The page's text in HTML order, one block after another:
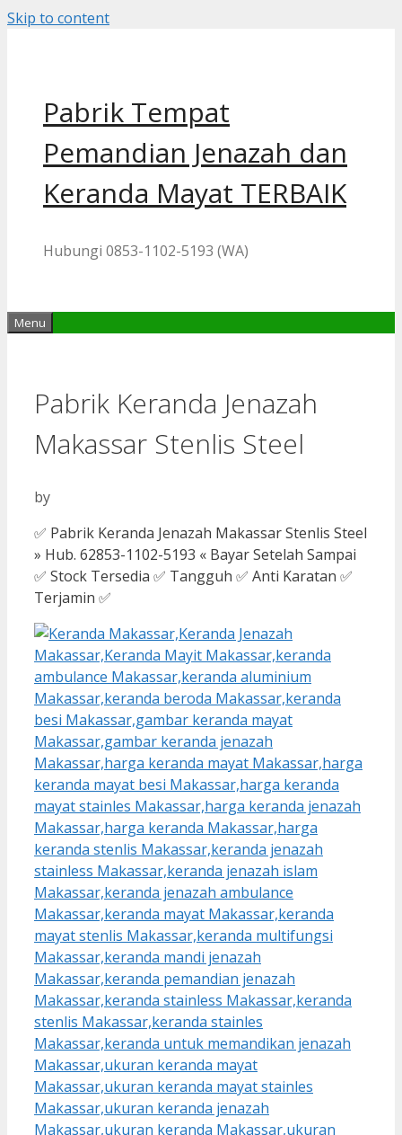
Skip to content
Pabrik Tempat
Pemandian Jenazah dan
Keranda Mayat TERBAIK
Hubungi 0853-1102-5193 (WA)
Menu
Pabrik Keranda Jenazah
Makassar Stenlis Steel
by
✅ Pabrik Keranda Jenazah Makassar Stenlis Steel
» Hub. 62853-1102-5193 « Bayar Setelah Sampai
✅ Stock Tersedia ✅ Tangguh ✅ Anti Karatan ✅
Terjamin ✅